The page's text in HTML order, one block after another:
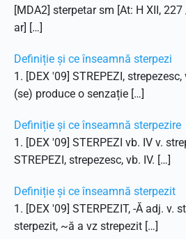
[MDA2] sterpetar sm [At: H XII,
ar] […]
Definiție și ce înseamnă sterpezi
1. [DEX '09] STREPEZI,
(se) produce o senzație […]
Definiție și ce înseamnă sterpezire
1. [DEX '09] STERPEZI vb. IV v.
STREPEZI, strepezesc, vb. IV. […]
Definiție și ce înseamnă sterpezit
1. [DEX '09] STERPEZIT, -Ă adj. v.
sterpezit, ~ă a vz strepezit […]